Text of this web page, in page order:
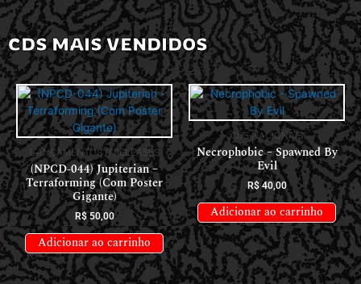
CDS MAIS VENDIDOS
LANÇAMENTOS // RELEASES
(NPCD-044) Jupiterian –
Terraforming (Com Poster
Gigante)
R$50,00
Adicionar ao carrinho
CDS NACIONAIS
Necrophobic – Spawned By
Evil
R$40,00
Adicionar ao carrinho